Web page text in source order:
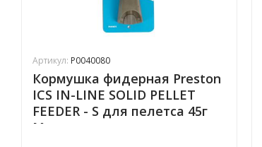
Артикул: P0040080
Кормушка фидерная Preston
ICS IN-LINE SOLID PELLET
FEEDER - S для пелетса 45г
Малая